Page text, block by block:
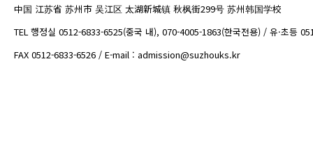
中国 江苏省 苏州市 吴江区 太湖新城镇 秋枫街299号 苏州韩国学校
TEL 행정실 0512-6833-6525(중국 내), 070-4005-1863(한국전용) / 유·초등
FAX 0512-6833-6526 / E-mail : admission@suzhouks.kr